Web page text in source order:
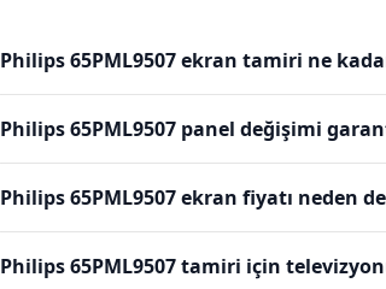
Philips 65PML9507 ekran tamiri ne
Philips 65PML9507 panel değişimi
Philips 65PML9507 ekran fiyatı neden
Philips 65PML9507 tamiri için